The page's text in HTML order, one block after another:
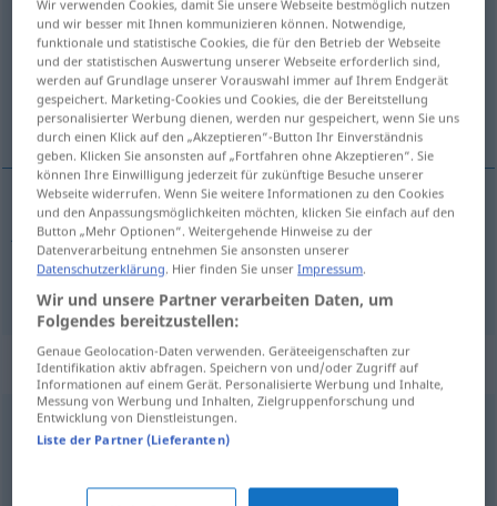
Übersicht aller Übersetzungen
(Für mehr Details die Übersetzung anklicken/antippen)
jednostavan, priprost
jednostavan schlicht
priprost schlicht
Synonyme für "schlicht"
unscheinbar
Wir verwenden Cookies, damit Sie unsere Webseite bestmöglich nutzen
und wir besser mit Ihnen kommunizieren können. Notwendige,
funktionale und statistische Cookies, die für den Betrieb der Webseite
und der statistischen Auswertung unserer Webseite erforderlich sind,
werden auf Grundlage unserer Vorauswahl immer auf Ihrem Endgerät
gespeichert. Marketing-Cookies und Cookies, die der Bereitstellung
personalisierter Werbung dienen, werden nur gespeichert, wenn Sie uns
durch einen Klick auf den „Akzeptieren“-Button Ihr Einverständnis
geben. Klicken Sie ansonsten auf „Fortfahren ohne Akzeptieren“. Sie
können Ihre Einwilligung jederzeit für zukünftige Besuche unserer
Webseite widerrufen. Wenn Sie weitere Informationen zu den Cookies
und den Anpassungsmöglichkeiten möchten, klicken Sie einfach auf den
Button „Mehr Optionen“. Weitergehende Hinweise zu der
Datenverarbeitung entnehmen Sie ansonsten unserer
Datenschutzerklärung. Hier finden Sie unserImpressum.
Wir und unsere Partner verarbeiten Daten, um
Folgendes bereitzustellen:
Genaue Geolocation-Daten verwenden. Geräteeigenschaften zur
Identifikation aktiv abfragen. Speichern von und/oder Zugriff auf
Informationen auf einem Gerät. Personalisierte Werbung und Inhalte,
Messung von Werbung und Inhalten, Zielgruppenforschung und
Entwicklung von Dienstleistungen.
Liste der Partner (Lieferanten)